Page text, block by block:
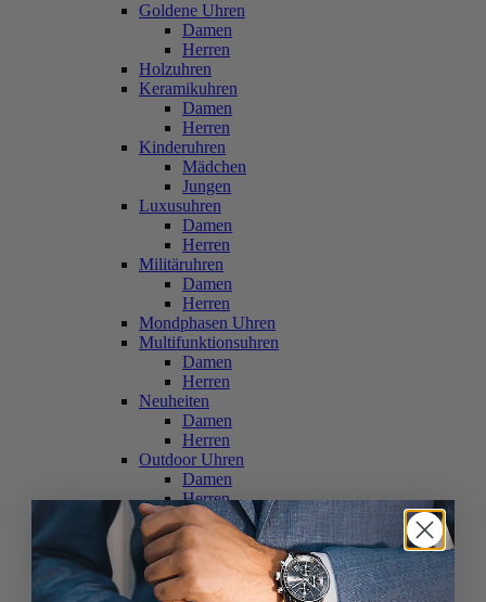
Goldene Uhren
Damen
Herren
Holzuhren
Keramikuhren
Damen
Herren
Kinderuhren
Mädchen
Jungen
Luxusuhren
Damen
Herren
Militäruhren
Damen
Herren
Mondphasen Uhren
Multifunktionsuhren
Damen
Herren
Neuheiten
Damen
Herren
Outdoor Uhren
Damen
Herren
Schweizer Uhren
Damen
Herren
Skelettuhren
Damen